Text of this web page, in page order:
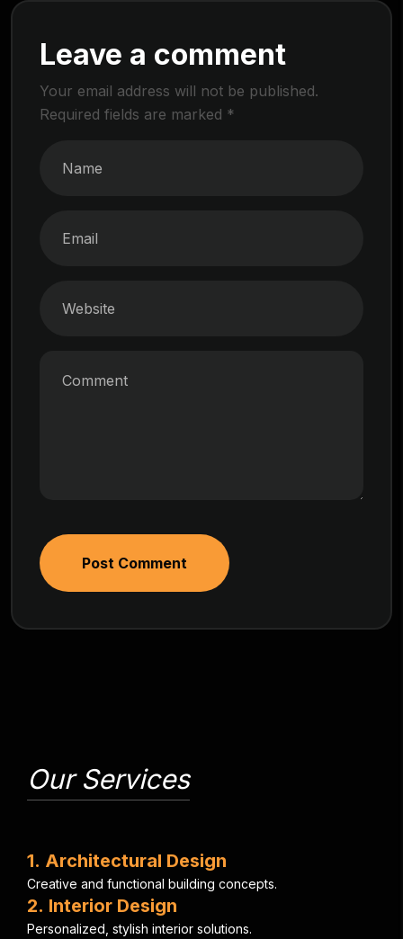
Leave a comment
Your email address will not be published.
Required fields are marked *
Post Comment
Our Services
1. Architectural Design
Creative and functional building concepts.
2. Interior Design
Personalized stylish interior solutions.